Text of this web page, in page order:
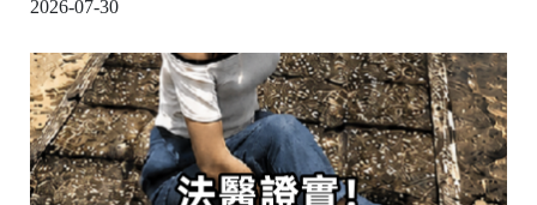
2026-07-30